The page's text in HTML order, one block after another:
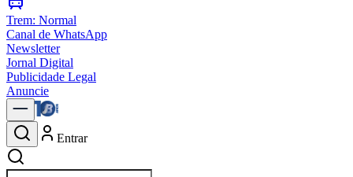
Trem: Normal
Canal de WhatsApp
Newsletter
Jornal Digital
Publicidade Legal
Anuncie
Entrar